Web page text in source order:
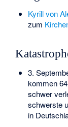
Kyrill von
zum
3.
kommen
schwer
schwerste
in